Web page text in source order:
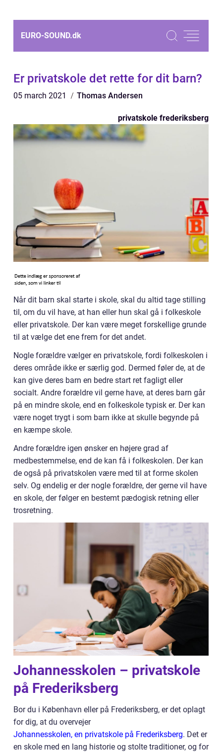
EURO-SOUND.dk
Er privatskole det rette for dit barn?
05 march 2021 Thomas Andersen
privatskole frederiksberg
Når dit barn skal starte i skole, skal du altid tage stilling
til, om du vil have, at han eller hun skal gå i folkeskole
eller privatskole. Der kan være meget forskellige grunde
til at vælge det ene frem for det andet.
Nogle forældre vælger en privatskole, fordi folkeskolen i
deres område ikke er særlig god. Dermed føler de, at de
kan give deres barn en bedre start ret fagligt eller
socialt. Andre forældre vil gerne have, at deres barn går
på en mindre skole, end en folkeskole typisk er. Der kan
være noget trygt i som barn ikke at skulle begynde på
en kæmpe skole.
Andre forældre igen ønsker en højere grad af
medbestemmelse, end de kan få i folkeskolen. Der kan
de også på privatskolen være med til at forme skolen
selv. Og endelig er der nogle forældre, der gerne vil have
en skole, der følger en bestemt pædogisk retning eller
trosretning.
Johannesskolen – privatskole
på Frederiksberg
Bor du i København eller på Frederiksberg, er det oplagt
for dig, at du overvejer
Johannesskolen, en privatskole på Frederiksberg. Det er
en skole med en lang historie og stolte traditioner, og for